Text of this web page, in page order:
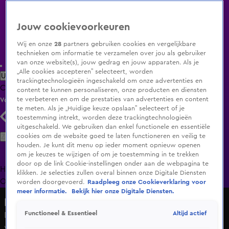
Uitzending Gemist Populaire programma's Zenders Genres
ClipsFilmsRadioSmart TV inlogShop
Volg KIJK
Zoeken
HomeUitzending Gemist Programma's De Bondgenoten
OranjezomerLivestreamsShop
De winnaar krijgt wel een hele bijzondere dans van de
Jouw cookievoorkeuren
Wij en onze28 partners gebruiken cookies en vergelijkbare
technieken om informatie te verzamelen over jou als gebruiker
van onze website(s), jouw gedrag en jouw apparaten. Als je
„Alle cookies accepteren” selecteert, worden
trackingtechnologieën ingeschakeld om onze advertenties en
content te kunnen personaliseren, onze producten en diensten
te verbeteren en om de prestaties van advertenties en content
te meten. Als je „Huidige keuze opslaan” selecteert of je
toestemming intrekt, worden deze trackingtechnologieën
uitgeschakeld. We gebruiken dan enkel functionele en essentiële
cookies om de website goed te laten functioneren en veilig te
houden. Je kunt dit menu op ieder moment opnieuw openen
om je keuzes te wijzigen of om je toestemming in te trekken
door op de link Cookie-instellingen onder aan de webpagina te
klikken. Je selecties zullen overal binnen onze Digitale Diensten
worden doorgevoerd.
Raadpleeg onze Cookieverklaring voor
meer informatie.
Bekijk hier onze Digitale Diensten.
Functioneel & Essentieel Altijd actief